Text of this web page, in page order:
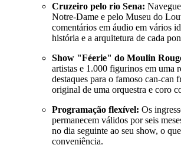
Cruzeiro pelo rio Sena:
Notre-Dame e pelo Museu do
comentários em áudio em vários
história e a arquitetura de cada
Show "Féerie" do Moulin
artistas e 1.000 figurinos em uma
destaques para o famoso can-can
original de uma orquestra e coro
Programação flexível: Os
permanecem válidos por seis
no dia seguinte ao seu show, o
conveniência.